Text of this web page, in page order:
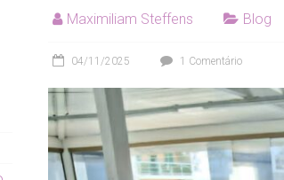
Maximiliam Steffens Blog
04/11/2025 1 Comentário